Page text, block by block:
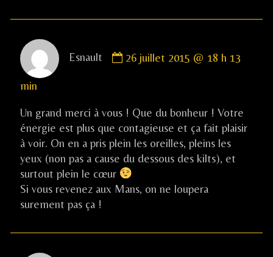
Esnault
by
on
26 juillet 2015 @ 18 h 13
min
Un grand merci à vous ! Que du bonheur ! Votre
énergie est plus que contagieuse et ça fait plaisir
à voir. On en a pris plein les oreilles, pleins les
yeux (non pas a cause du dessous des kilts), et
surtout plein le cœur
Si vous revenez aux Mans, on ne loupera
surement pas ça !